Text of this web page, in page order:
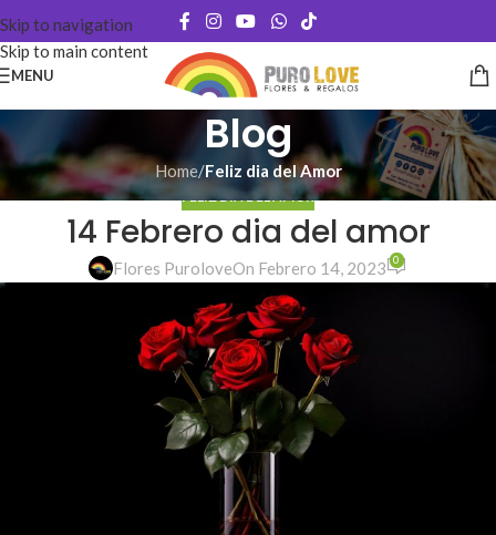
Skip to navigation
Skip to main content
MENU
Blog
Home/Feliz dia del Amor
FELIZ DIA DEL AMOR
14 Febrero dia del amor
Flores PuroloveOn Febrero 14, 2023 0